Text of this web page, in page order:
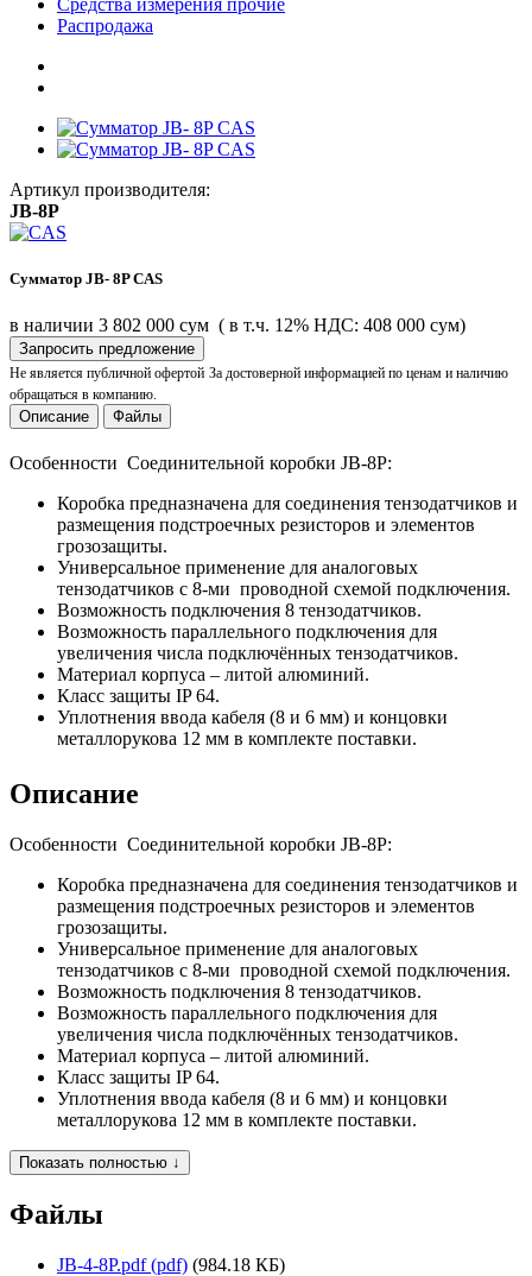
Распродажа
Артикул производителя:
JB-8P
Сумматор JB- 8P CAS
в наличии 3 802 000 сум ( в т.ч. 12% НДС: 408 000 сум)
Запросить предложение
Не является публичной офертой За достоверной информацией по ценам и наличию
обращаться в компанию.
Описание Файлы
Особенности Соединительной коробки JB-8P:
Коробка предназначена для соединения тензодатчиков и
размещения подстроечных резисторов и элементов
грозозащиты.
Универсальное применение для аналоговых
тензодатчиков с 8-ми проводной схемой подключения.
Возможность подключения 8 тензодатчиков.
Возможность параллельного подключения для
увеличения числа подключённых тензодатчиков.
Материал корпуса – литой алюминий.
Класс защиты IP 64.
Уплотнения ввода кабеля (8 и 6 мм) и концовки
металлорукова 12 мм в комплекте поставки.
Описание
Особенности Соединительной коробки JB-8P:
Коробка предназначена для соединения тензодатчиков и
размещения подстроечных резисторов и элементов
грозозащиты.
Универсальное применение для аналоговых
тензодатчиков с 8-ми проводной схемой подключения.
Возможность подключения 8 тензодатчиков.
Возможность параллельного подключения для
увеличения числа подключённых тензодатчиков.
Материал корпуса – литой алюминий.
Класс защиты IP 64.
Уплотнения ввода кабеля (8 и 6 мм) и концовки
металлорукова 12 мм в комплекте поставки.
Показать полностью ↓
Файлы
JB-4-8P.pdf (pdf) (984.18 КБ)